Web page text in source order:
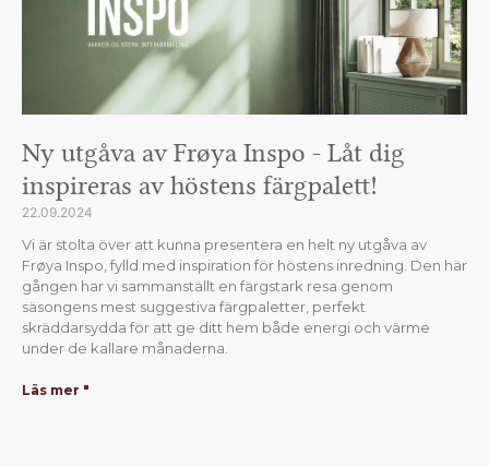
Ny utgåva av Frøya Inspo - Låt dig
inspireras av höstens färgpalett!
22.09.2024
Vi är stolta över att kunna presentera en helt ny utgåva av
Frøya Inspo, fylld med inspiration för höstens inredning. Den här
gången har vi sammanställt en färgstark resa genom
säsongens mest suggestiva färgpaletter, perfekt
skräddarsydda för att ge ditt hem både energi och värme
under de kallare månaderna.
Läs mer "